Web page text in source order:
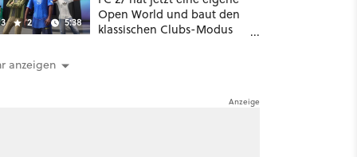
2 5:38
Open World und baut den
klassischen Clubs-Modus
anzeigen